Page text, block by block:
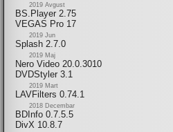
2019 Avgust
BS.Player 2.75
VEGAS Pro 17
2019 Jun
Splash 2.7.0
2019 Maj
Nero Video 20.0.3010
DVDStyler 3.1
2019 Mart
LAVFilters 0.74.1
2018 Decembar
BDInfo 0.7.5.5
DivX 10.8.7